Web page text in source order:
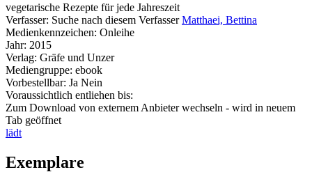
vegetarische Rezepte für jede Jahreszeit
Verfasser: Suche nach diesem Verfasser Matthaei, Bettina
Medienkennzeichen: Onleihe
Jahr: 2015
Verlag: Gräfe und Unzer
Mediengruppe: ebook
Vorbestellbar: Ja Nein
Voraussichtlich entliehen bis:
Zum Download von externem Anbieter wechseln - wird in neuem
Tab geöffnet
lädt
Exemplare